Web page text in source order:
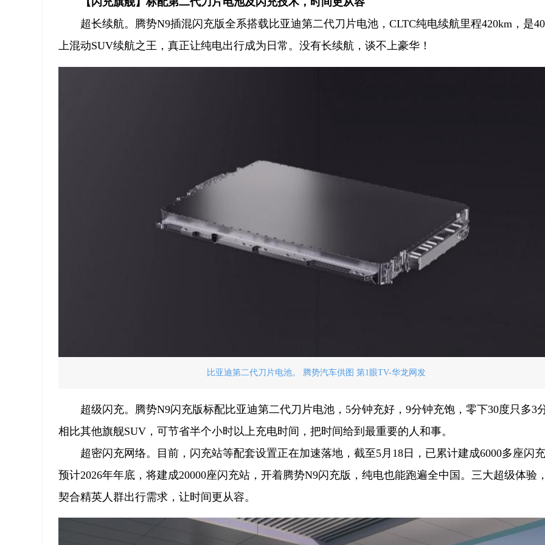
超长续航。腾势N9插混闪充版全系搭载比亚迪第二代刀片电池，CLTC纯电续航里程420km，是
上混动SUV续航之王，真正让纯电出行成为日常。没有长续航，谈不上豪华！
比亚迪第二代刀片电池。 腾势汽车供图 第1眼TV-华龙网发
超级闪充。腾势N9闪充版标配比亚迪第二代刀片电池，5分钟充好，9分钟充饱，零下30度只多3
相比其他旗舰SUV，可节省半个小时以上充电时间，把时间给到最重要的人和事。
超密闪充网络。目前，闪充站等配套设置正在加速落地，截至5月18日，已累计建成6000多座闪
预计2026年年底，将建成20000座闪充站，开着腾势N9闪充版，纯电也能跑遍全中国。三大超级体验
契合精英人群出行需求，让时间更从容。